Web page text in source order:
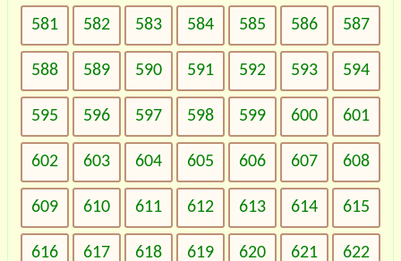
581 582 583 584 585 586 587
588 589 590 591 592 593 594
595 596 597 598 599 600 601
602 603 604 605 606 607 608
609 610 611 612 613 614 615
616 617 618 619 620 621 622